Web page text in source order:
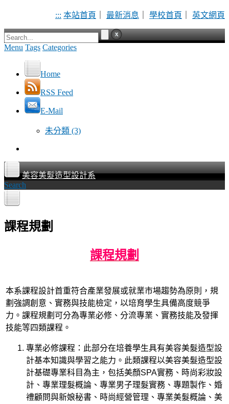
::: 本站首頁 最新消息 學校首頁 英文網頁
Menu Tags Categories
Home
RSS Feed
E-Mail
未分類 (3)
美容美髮造型設計系
Search
課程規劃
課程規劃
本系課程設計首重符合產業發展或就業市場趨勢為原則，規
劃強調創意、實務與技能檢定，以培育學生具備高度競爭
力。課程規劃可分為專業必修、分流專業、實務技能及發揮
技能等四類課程。
專業必修課程：此部分在培養學生具有美容美髮造型設
計基本知識與學習之能力。此類課程以美容美髮造型設
計基礎專業科目為主，包括美顏SPA實務、時尚彩妝設
計、專業理髮概論、專業男子理髮實務、專題製作、婚
禮顧問與新娘秘書、時尚經營管理、專業美髮概論、美